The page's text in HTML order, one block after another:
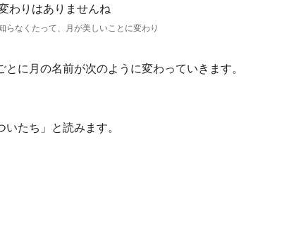
らなくたって、月が美しいことに変わり
に月の名前が次のように変わっていきます。
たち」と読みます。